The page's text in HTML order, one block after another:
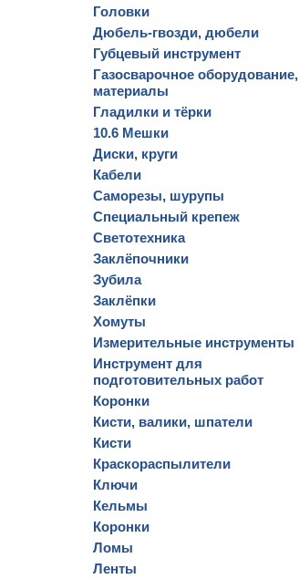
Головки
Дюбель-гвозди, дюбели
Губцевый инструмент
Газосварочное оборудование,
материалы
Гладилки и тёрки
10.6 Мешки
Диски, круги
Кабели
Саморезы, шурупы
Специальный крепеж
Светотехника
Заклёпочники
Зубила
Заклёпки
Хомуты
Измерительные инструменты
Инструмент для
подготовительных работ
Коронки
Кисти, валики, шпатели
Кисти
Краскораспылители
Ключи
Кельмы
Коронки
Ломы
Ленты